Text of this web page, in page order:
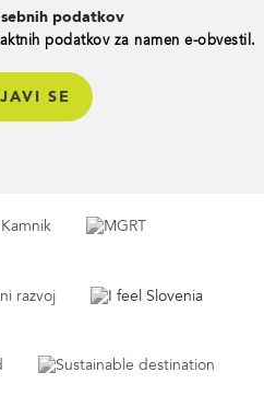
podatkov
podatkov za namen e-obvestil.